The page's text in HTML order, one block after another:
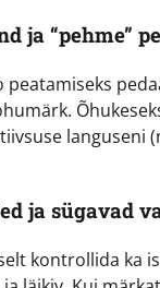
ja “pehme”
ja sügavad
kontrollida ka